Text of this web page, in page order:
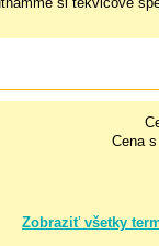
Cena
Zobraziť všetky